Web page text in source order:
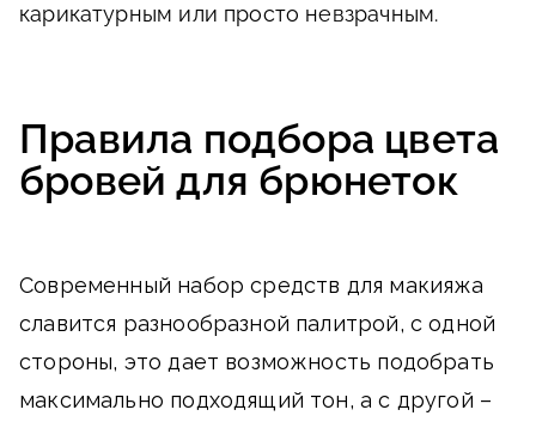
карикатурным или просто невзрачным.
Правила подбора цвета
бровей для брюнеток
Современный набор средств для макияжа
славится разнообразной палитрой, с одной
стороны, это дает возможность подобрать
максимально подходящий тон, а с другой –